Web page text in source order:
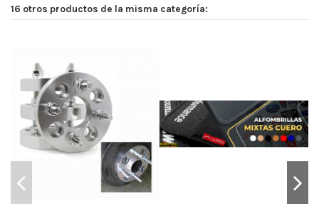
16 otros productos de la misma categoría: